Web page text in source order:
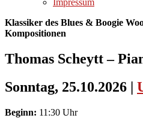
Impressum
Klassiker des Blues & Boogie
Kompositionen
Thomas Scheytt –
Sonntag, 25.10.2026 |
Beginn: 11:30 Uhr